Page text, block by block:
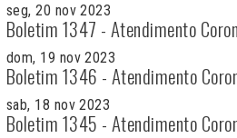
seg, 20 nov 2023
Boletim 1347 - Atendimento
dom, 19 nov 2023
Boletim 1346 - Atendimento
sab, 18 nov 2023
Boletim 1345 - Atendimento